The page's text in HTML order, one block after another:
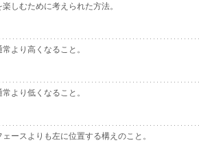
しむために考えられた方法。
より高くなること。
より低くなること。
ースよりも左に位置する構えのこと。